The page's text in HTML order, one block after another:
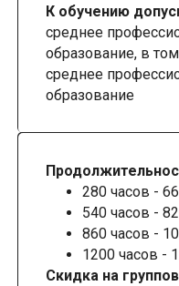
К обучению
среднее
образование, в
среднее
образование
280 часов -
540 часов -
860 часов -
1200 часов -
Скидка на